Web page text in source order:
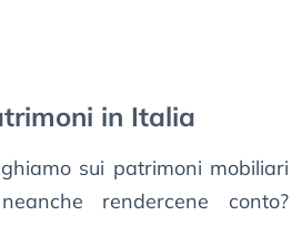
in Italia
sui patrimoni mobiliari
rendercene conto?